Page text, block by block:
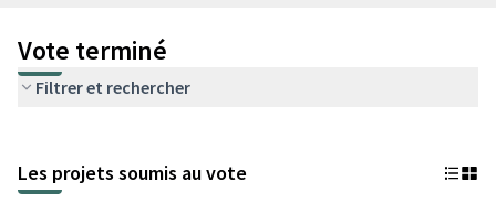
Vote terminé
Filtrer et rechercher
Les projets soumis au vote